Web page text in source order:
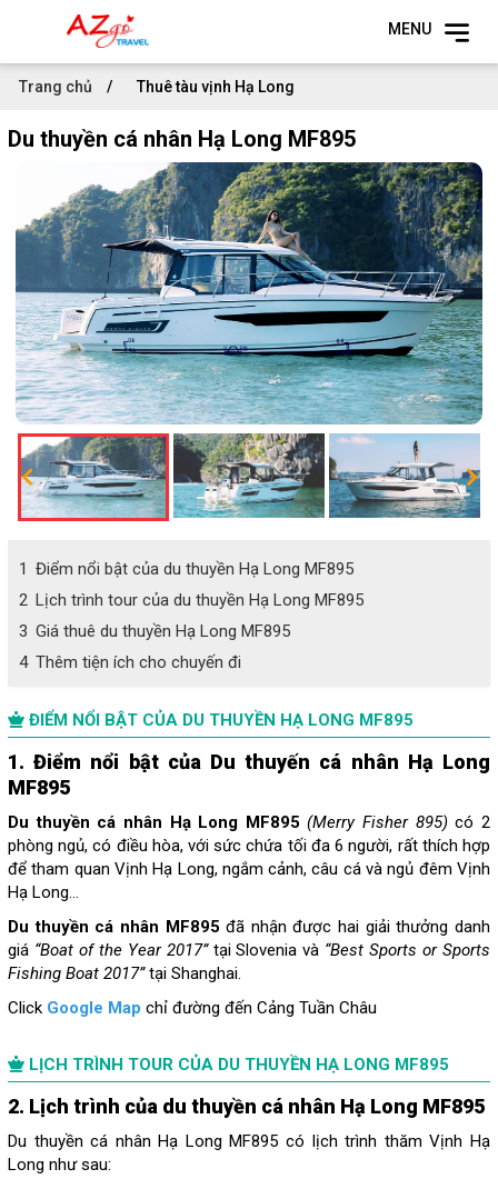
MENU
Trang chủ Thuê tàu vịnh Hạ Long
Du thuyền cá nhân Hạ Long MF895
1 Điểm nổi bật của du thuyền Hạ Long MF895
2 Lịch trình tour của du thuyền Hạ Long MF895
3 Giá thuê du thuyền Hạ Long MF895
4 Thêm tiện ích cho chuyến đi
ĐIỂM NỔI BẬT CỦA DU THUYỀN HẠ LONG MF895
1. Điểm nổi bật của Du thuyến cá nhân Hạ Long
MF895
Du thuyền cá nhân Hạ Long MF895 (Merry Fisher 895) có 2
phòng ngủ, có điều hòa, với sức chứa tối đa 6 người, rất thích hợp
để tham quan Vịnh Hạ Long, ngắm cảnh, câu cá và ngủ đêm Vịnh
Hạ Long…
Du thuyền cá nhân MF895 đã nhận được hai giải thưởng danh
giá “Boat of the Year 2017”tại Slovenia và “Best Sports or Sports
Fishing Boat 2017”tại Shanghai.
Click Google Map chỉ đường đến Cảng Tuần Châu
LỊCH TRÌNH TOUR CỦA DU THUYỀN HẠ LONG MF895
2. Lịch trình của du thuyền cá nhân Hạ Long MF895
Du thuyền cá nhân Hạ Long MF895 có lịch trình thăm Vịnh Hạ
Long như sau: